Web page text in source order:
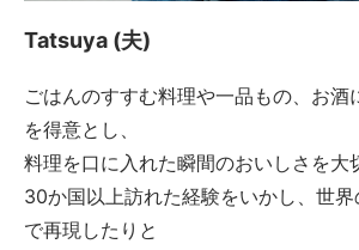
Tatsuya (夫)
ごはんのすすむ料理や一品もの、お酒
を得意とし、
料理を口に入れた瞬間のおいしさを大
30か国以上訪れた経験をいかし、世
で再現したりと